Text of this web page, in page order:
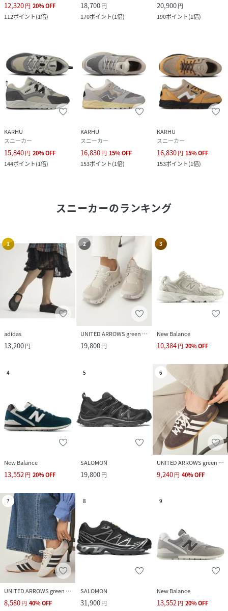
12,320円 20%OFF
112ポイント(1倍)
18,700円
170ポイント(1倍)
20,900円
190ポイント(1倍)
KARHU
スニーカー
15,840円 20%OFF
144ポイント(1倍)
KARHU
スニーカー
16,830円 15%OFF
153ポイント(1倍)
KARHU
スニーカー
16,830円 15%OFF
153ポイント(1倍)
スニーカーのランキング
1
adidas
13,200円
2
UNITED ARROWS green label relaxing
19,800円
3
New Balance
10,384円 20%OFF
4
New Balance
13,552円 20%OFF
5
SALOMON
19,800円
6
UNITED ARROWS green label relaxing
9,240円 40%OFF
7
UNITED ARROWS green label relaxing
8,580円 40%OFF
8
SALOMON
31,900円
9
New Balance
13,552円 20%OFF